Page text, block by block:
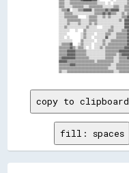
copy to clipboard
fill: spaces